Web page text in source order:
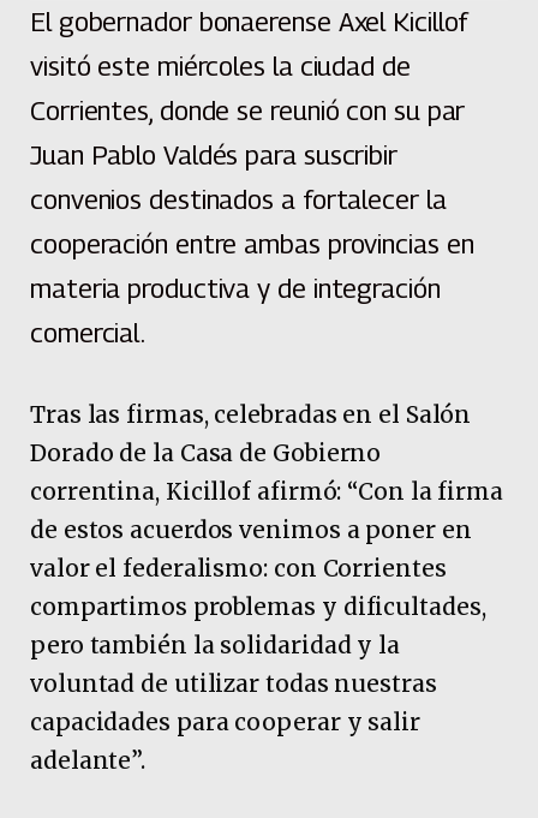
El gobernador bonaerense Axel Kicillof
visitó este miércoles la ciudad de
Corrientes, donde se reunió con su par
Juan Pablo Valdés para suscribir
convenios destinados a fortalecer la
cooperación entre ambas provincias en
materia productiva y de integración
comercial.
Tras las firmas, celebradas en el Salón
Dorado de la Casa de Gobierno
correntina, Kicillof afirmó: “Con la firma
de estos acuerdos venimos a poner en
valor el federalismo: con Corrientes
compartimos problemas y dificultades,
pero también la solidaridad y la
voluntad de utilizar todas nuestras
capacidades para cooperar y salir
adelante”.